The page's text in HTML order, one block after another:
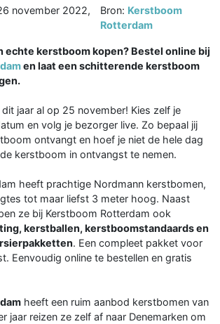
november 2022,
Bron: Kerstboom
Rotterdam
echte kerstboom kopen? Bestel online bij
en laat een schitterende kerstboom
jaar al op 25 november! Kies zelf je
en volg je bezorger live. Zo bepaal jij
ontvangt en hoef je niet de hele dag
kerstboom in ontvangst te nemen.
heeft prachtige Nordmann kerstbomen,
tot maar liefst 3 meter hoog. Naast
ze bij Kerstboom Rotterdam ook
kerstballen, kerstboomstandaards en
. Een compleet pakket voor
Eenvoudig online te bestellen en gratis
heeft een ruim aanbod kerstbomen van
jaar reizen ze zelf af naar Denemarken om